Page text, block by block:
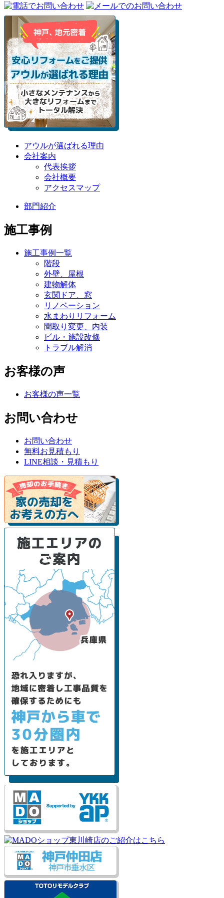
アウルが選ばれる理由
会社案内
代表挨拶
会社概要
アクセスマップ
部門紹介
施工事例
施工事例一覧
階段
外壁、屋根
建物解体
玄関ドア、窓
リノベーション
水まわりリフォーム
間取り変更、内装
ビル・施設改修
トラブル解消
お客様の声
お客様の声一覧
お問い合わせ
お問い合わせ
無料お見積もり
LINE相談・見積もり